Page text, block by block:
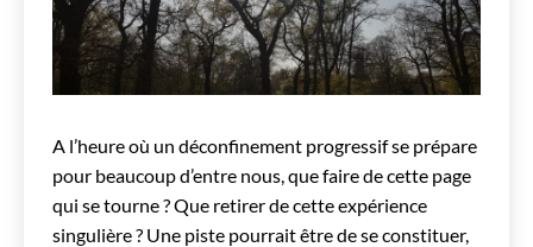
A l’heure où un déconfinement progressif se prépare
pour beaucoup d’entre nous, que faire de cette page
qui se tourne ? Que retirer de cette expérience
singulière ? Une piste pourrait être de se constituer,